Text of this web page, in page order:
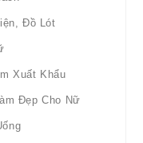
Đồ Lót
Xuất Khẩu
Đẹp Cho Nữ